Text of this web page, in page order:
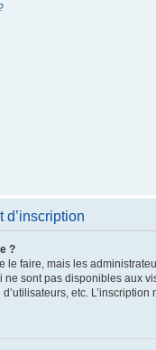
d’inscription
?
le faire, mais les
sont pas disponibles aux
etc.